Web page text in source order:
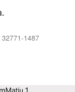
1487